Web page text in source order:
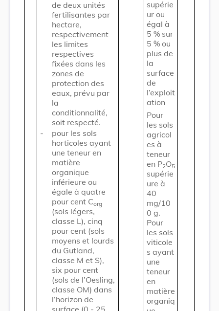
de deux unités
fertilisantes par
hectare,
respectivement
les limites
respectives
fixées dans les
zones de
protection des
eaux, prévu par
la
conditionnalité,
soit respecté.
-
pour les sols
horticoles ayant
une teneur en
matière
organique
inférieure ou
égale à quatre
pour cent Corg
(sols légers,
classe L), cinq
pour cent (sols
moyens et lourds
du Gutland,
classe M et S),
six pour cent
(sols de l’Oesling,
classe OM) dans
l’horizon de
surface (0 - 25
supérie
ur ou
égal à
5 % sur
5 % ou
plus de
la
surface
de
l’exploit
ation
Pour
les sols
agricol
es à
teneur
en P2O5
supérie
ure à
40
mg/10
0 g.
Pour
les sols
viticole
s ayant
une
teneur
en
matière
organiq